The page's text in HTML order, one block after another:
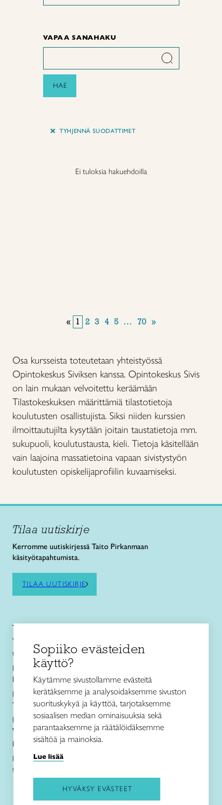
VAPAA SANAHAKU
HAE
+TYHJENNÄ SUODATTIMET
Ei tuloksia hakuehdoilla
« 1 2 3 4 5 … 70 »
Osa kursseista toteutetaan yhteistyössä
Opintokeskus Siviksen kanssa. Opintokeskus Sivis
on lain mukaan velvoitettu keräämään
Tilastokeskuksen määrittämiä tilastotietoja
koulutusten osallistujista. Siksi niiden kurssien
ilmoittautujilta kysytään joitain taustatietoja mm.
sukupuoli, koulutustausta, kieli. Tietoja käsitellään
vain laajoina massatietoina vapaan sivistystyön
koulutusten opiskelijaprofiilin kuvaamiseksi.
Tilaa uutiskirje
Kerromme uutiskirjessä Taito Pirkanmaan
käsityötapahtumista.
TILAA UUTISKIRJE
Taito Pirkanmaa ry
Vuolteentori 2, 33100 Tampere
toimisto@taitopirkanmaa.fi
p. 050 471 0691
Käsityö- ja muotoilukoulu Näpsä
p. 050 560 6332
Taito Shop Tampere
p. 050 598 4367
Verkkokauppa
Lanka- ja ohjetiedustelut sekä jälleenmyynti
p. 050 594 1917
taitopirkanmaa@taitopirkanmaa.fi
Sopiiko evästeiden
käyttö?
Käytämme sivustollamme evästeitä
kerätäksemme ja analysoidaksemme sivuston
suorituskykyä ja käyttöä, tarjotaksemme
sosiaalisen median ominaisuuksia sekä
parantaaksemme ja räätälöidäksemme
sisältöä ja mainoksia.
Lue lisää
HYVÄKSY EVÄSTEET